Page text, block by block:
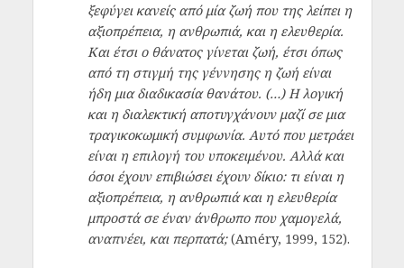
ξεφύγει κανείς από μία ζωή που της λείπει η
αξιοπρέπεια, η ανθρωπιά, και η ελευθερία.
Και έτσι ο θάνατος γίνεται ζωή, έτσι όπως
από τη στιγμή της γέννησης η ζωή είναι
ήδη μια διαδικασία θανάτου. (…) Η λογική
και η διαλεκτική αποτυγχάνουν μαζί σε μια
τραγικοκωμική συμφωνία. Αυτό που μετράει
είναι η επιλογή του υποκειμένου. Αλλά και
όσοι έχουν επιβιώσει έχουν δίκιο: τι είναι η
αξιοπρέπεια, η ανθρωπιά και η ελευθερία
μπροστά σε έναν άνθρωπο που χαμογελά,
αναπνέει, και περπατά;(Améry, 1999, 152).